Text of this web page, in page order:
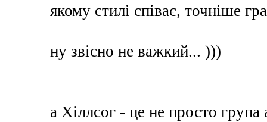
якому стилі співає, точніше
ну звісно не важкий... )))
а Хіллсог - це не просто